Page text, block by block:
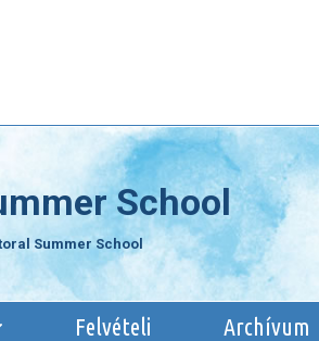
Felvételi Archívum
School
Summer School